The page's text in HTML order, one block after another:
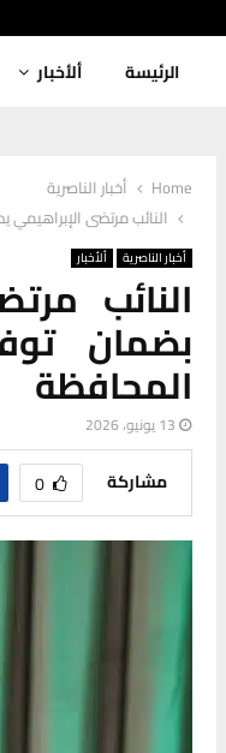
الرئيسة ألأخبار
Home
أخبار الناصرية
النائب مرتضى
أخبار الناصرية ألأخبار
النائب
بضمان
المحافظة
13 يونيو، 2026
مشاركة 0